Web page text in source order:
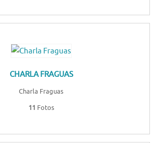
CHARLA FRAGUAS
Charla Fraguas
11 Fotos